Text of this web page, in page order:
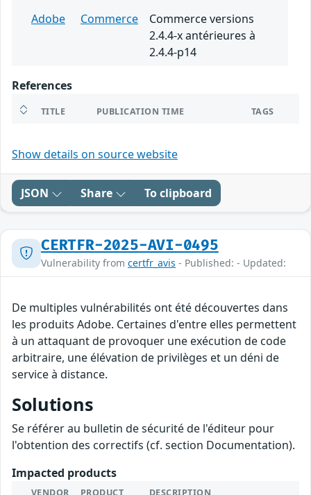
Adobe
Commerce
Commerce versions
2.4.4-x antérieures à
2.4.4-p14
References
TITLE PUBLICATION TIME TAGS
Show details on source website
JSON Share To clipboard
CERTFR-2025-AVI-0495
Vulnerability from certfr_avis - Published: - Updated:
De multiples vulnérabilités ont été découvertes dans
les produits Adobe. Certaines d'entre elles permettent
à un attaquant de provoquer une exécution de code
arbitraire, une élévation de privilèges et un déni de
service à distance.
Solutions
Se référer au bulletin de sécurité de l'éditeur pour
l'obtention des correctifs (cf. section Documentation).
Impacted products